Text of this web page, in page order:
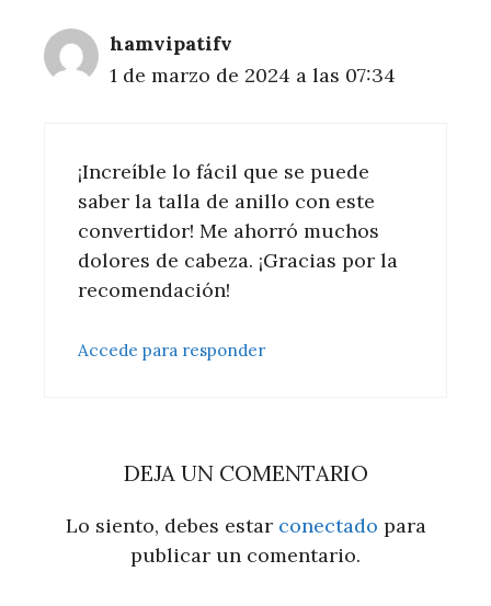
hamvipatifv
1 de marzo de 2024 a las 07:34
¡Increíble lo fácil que se puede
saber la talla de anillo con este
convertidor! Me ahorró muchos
dolores de cabeza. ¡Gracias por la
recomendación!
Accede para responder
DEJA UN COMENTARIO
Lo siento, debes estar conectado para
publicar un comentario.